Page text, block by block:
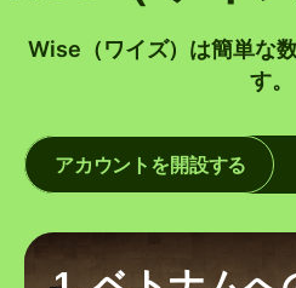
Wise（ワイズ）は簡単な
す。
アカウントを開設する